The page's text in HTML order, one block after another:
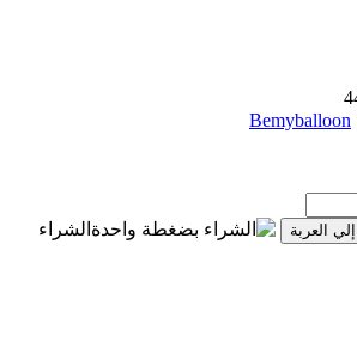
Bemyballoon
العربة
الشراء